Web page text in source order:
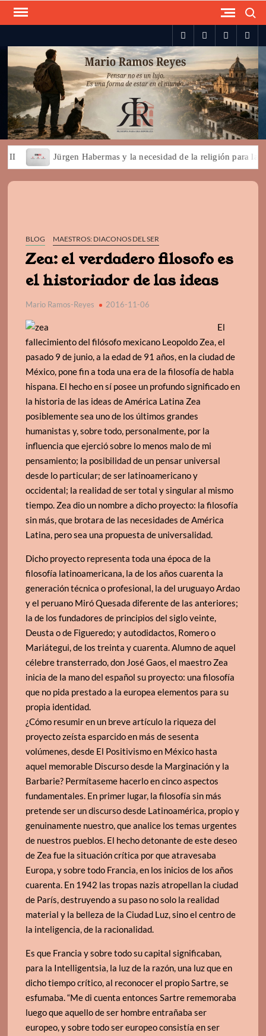
Skip
spotifytwitterfacebook
Jürgen Habermas y la necesidad de la religión para la
BLOG MAESTROS: DIACONOS DEL SER
Zea: el verdadero filosofo es
el historiador de las ideas
Mario Ramos-Reyes 2016-11-06
El
fallecimiento del filósofo mexicano Leopoldo Zea, el
pasado 9 de junio, a la edad de 91 años, en la ciudad de
México, pone fin a toda una era de la filosofía de habla
hispana. El hecho en sí posee un profundo significado en
la historia de las ideas de América Latina Zea
posiblemente sea uno de los últimos grandes
humanistas y, sobre todo, personalmente, por la
influencia que ejerció sobre lo menos malo de mi
pensamiento; la posibilidad de un pensar universal
desde lo particular; de ser latinoamericano y
occidental; la realidad de ser total y singular al mismo
tiempo. Zea dio un nombre a dicho proyecto: la filosofía
sin más, que brotara de las necesidades de América
Latina, pero sea una propuesta de universalidad.
Dicho proyecto representa toda una época de la
filosofía latinoamericana, la de los años cuarenta la
generación técnica o profesional, la del uruguayo Ardao
y el peruano Miró Quesada diferente de las anteriores;
la de los fundadores de principios del siglo veinte,
Deusta o de Figueredo; y autodidactos, Romero o
Mariátegui, de los treinta y cuarenta. Alumno de aquel
célebre transterrado, don José Gaos, el maestro Zea
inicia de la mano del español su proyecto: una filosofía
que no pida prestado a la europea elementos para su
propia identidad.
¿Cómo resumir en un breve artículo la riqueza del
proyecto zeísta esparcido en más de sesenta
volúmenes, desde El Positivismo en México hasta
aquel memorable Discurso desde la Marginación y la
Barbarie? Permítaseme hacerlo en cinco aspectos
fundamentales. En primer lugar, la filosofía sin más
pretende ser un discurso desde Latinoamérica, propio y
genuinamente nuestro, que analice los temas urgentes
de nuestros pueblos. El hecho detonante de este deseo
de Zea fue la situación crítica por que atravesaba
Europa, y sobre todo Francia, en los inicios de los años
cuarenta. En 1942 las tropas nazis atropellan la ciudad
de París, destruyendo a su paso no solo la realidad
material y la belleza de la Ciudad Luz, sino el centro de
la inteligencia, de la racionalidad.
Es que Francia y sobre todo su capital significaban,
para la Intelligentsia, la luz de la razón, una luz que en
dicho tiempo crítico, al reconocer el propio Sartre, se
esfumaba. “Me di cuenta entonces Sartre rememoraba
luego que aquello de ser hombre entrañaba ser
europeo, y sobre todo ser europeo consistía en ser